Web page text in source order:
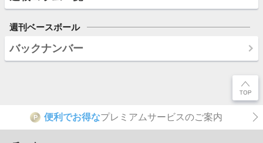
週刊ベースボール
バックナンバー
P 便利でお得なプレミアムサービスのご案内